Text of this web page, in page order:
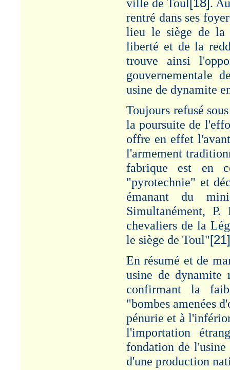
ville de Toul[18].
rentré dans ses
lieu le siège de la
liberté et de la
trouve ainsi
gouvernementale
usine de dynamite
Toujours refusé
la poursuite de
offre en effet
l'armement
fabrique est en
"pyrotechnie" et
émanant du
Simultanément,
chevaliers de la
le siège de Toul"[21]
En résumé et de
usine de dynamite
confirmant la
"bombes amenées
pénurie et à
l'importation
fondation de
d'une production